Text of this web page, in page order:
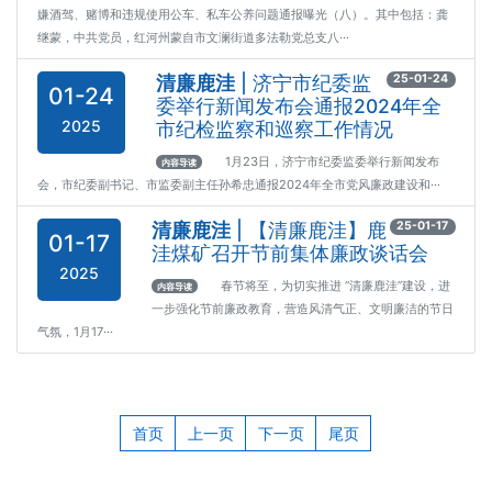
嫌酒驾、赌博和违规使用公车、私车公养问题通报曝光（八）。其中包括：龚
继蒙，中共党员，红河州蒙自市文澜街道多法勒党总支八···
01-24
2025
25-01-24
清廉鹿洼| 济宁市纪委监
委举行新闻发布会通报2024年全
市纪检监察和巡察工作情况
内容导读 1月23日，济宁市纪委监委举行新闻发布
会，市纪委副书记、市监委副主任孙希忠通报2024年全市党风廉政建设和···
01-17
2025
25-01-17
清廉鹿洼| 【清廉鹿洼】鹿
洼煤矿召开节前集体廉政谈话会
内容导读 春节将至，为切实推进 “清廉鹿洼”建设，进
一步强化节前廉政教育，营造风清气正、文明廉洁的节日
气氛，1月17···
首页 上一页 下一页 尾页